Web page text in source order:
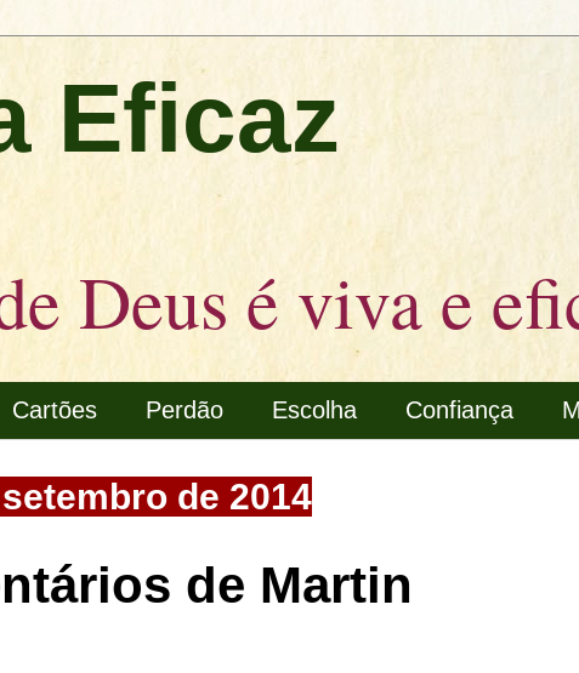
Eficaz
Deus é viva e
Cartões Perdão Escolha Confiança
de 2014
de Martin